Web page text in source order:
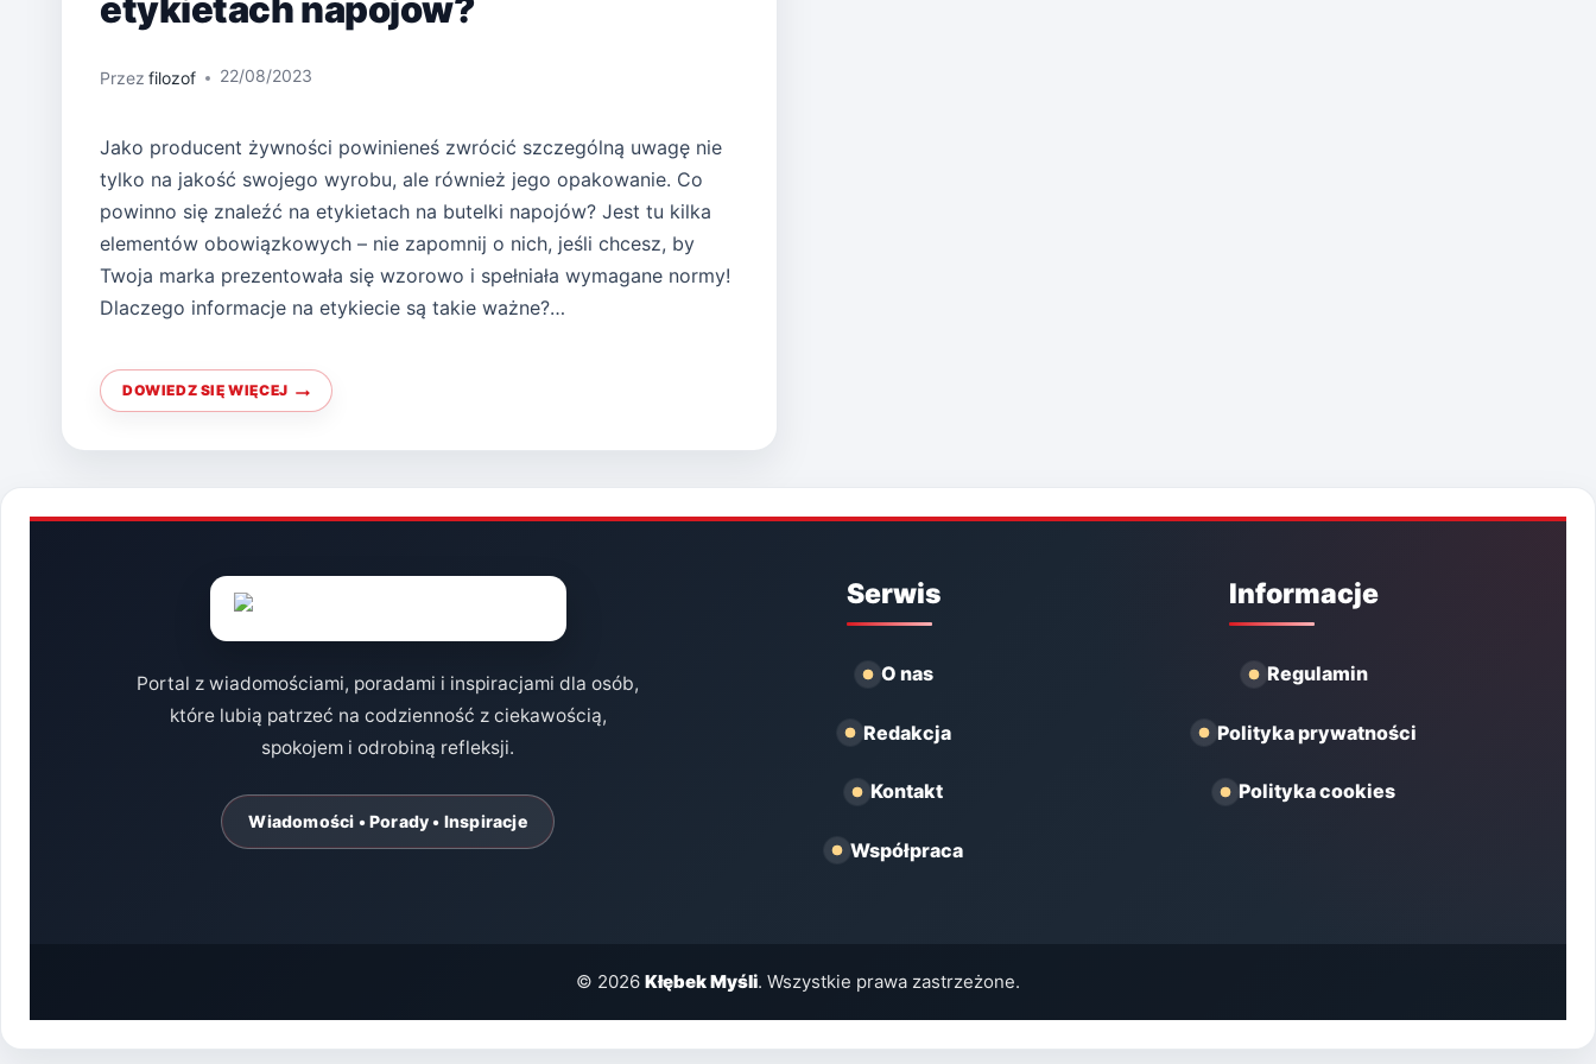
etykietach napojów?
Przez filozof 22/08/2023
Jako producent żywności powinieneś zwrócić szczególną uwagę nie
tylko na jakość swojego wyrobu, ale również jego opakowanie. Co
powinno się znaleźć na etykietach na butelki napojów? Jest tu kilka
elementów obowiązkowych – nie zapomnij o nich, jeśli chcesz, by
Twoja marka prezentowała się wzorowo i spełniała wymagane normy!
Dlaczego informacje na etykiecie są takie ważne?…
DOWIEDZ SIĘ WIĘCEJ
CO
POWINNO
NA
Portal z wiadomościami, poradami i inspiracjami dla osób,
które lubią patrzeć na codzienność z ciekawością,
spokojem i odrobiną refleksji.
Wiadomości • Porady • Inspiracje
Serwis
O nas
Redakcja
Kontakt
Współpraca
Informacje
Regulamin
Polityka prywatności
Polityka cookies
© 2026 Kłębek Myśli. Wszystkie prawa zastrzeżone.